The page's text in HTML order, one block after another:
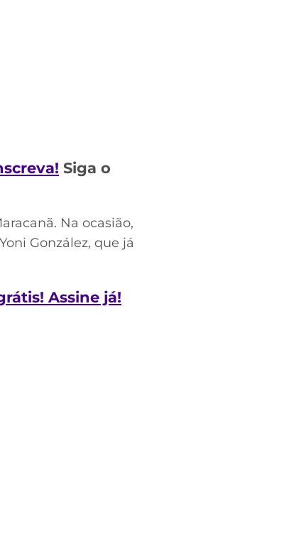
Siga o
Na ocasião,
González, que já
Assine já!